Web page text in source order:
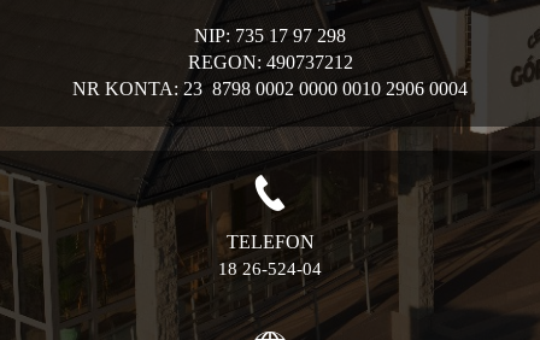
NIP: 735 17 97 298
REGON: 490737212
NR KONTA: 23 8798 0002 0000 0010 2906 0004
TELEFON
18 26-524-04